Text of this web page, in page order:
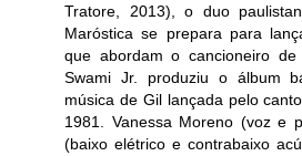
Tratore, 2013), o duo
Maróstica se prepara para
que abordam o cancioneiro
Swami Jr. produziu o álbum
música de Gil lançada pelo
1981. Vanessa Moreno (voz e
(baixo elétrico e contrabaixo